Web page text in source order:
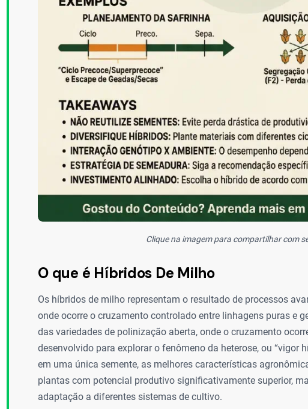
Clique na imagem para compartilhar com
O que é Híbridos De Milho
Os híbridos de milho representam o resultado de processos
onde ocorre o cruzamento controlado entre linhagens puras e
das variedades de polinização aberta, onde o cruzamento
desenvolvido para explorar o fenômeno da heterose, ou “vigor
em uma única semente, as melhores características
plantas com potencial produtivo significativamente superior,
adaptação a diferentes sistemas de cultivo.